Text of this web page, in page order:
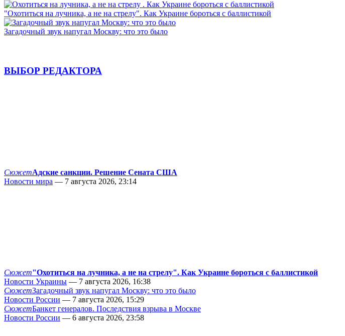
"Охотиться на лучника, а не на стрелу". Как Украине бороться с баллистикой
Загадочный звук напугал Москву: что это было
ВЫБОР РЕДАКТОРА
СюжетАдские санкции. Решение Сената США
Новости мира — 7 августа 2026, 23:14
Сюжет"Охотиться на лучника, а не на стрелу". Как Украине бороться с баллистикой
Новости Украины — 7 августа 2026, 16:38
СюжетЗагадочный звук напугал Москву: что это было
Новости России — 7 августа 2026, 15:29
СюжетБанкет генералов. Последствия взрыва в Москве
Новости России — 6 августа 2026, 23:58